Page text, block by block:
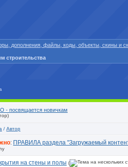
дополнения, файлы, коды, объекты, скины
строительства
- посвящается новичкам
/ Автор
: ПРАВИЛА раздела "Загружаемый
на стены и полы (